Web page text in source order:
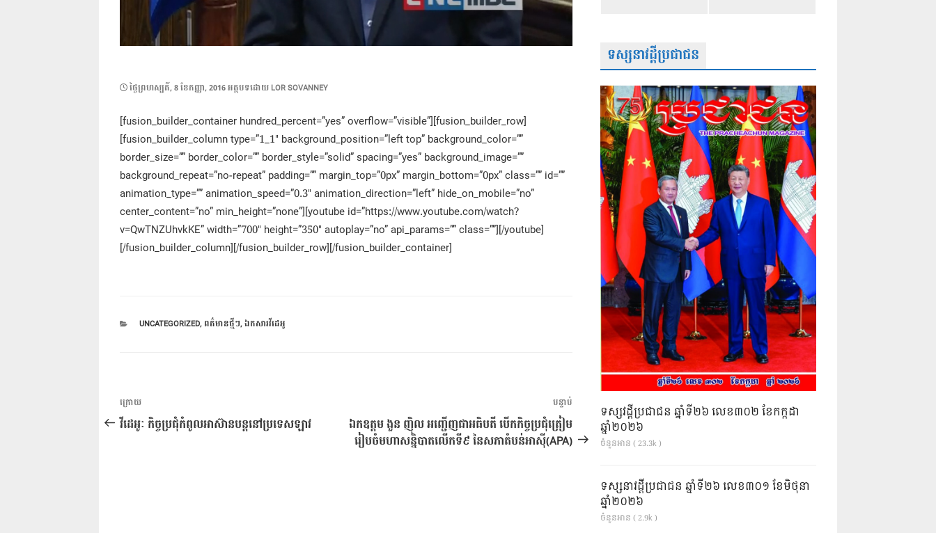
POSTED
ថ្ងៃ​ព្រហស្បតិ៍, 8 ខែ​កញ្ញា, 2016អត្ថបទដោយ LOR SOVANNEY
[fusion_builder_container hundred_percent=”yes” overflow=”visible”][fusion_builder_row]
[fusion_builder_column type=”1_1″ background_position=”left top” background_color=””
border_size=”” border_color=”” border_style=”solid” spacing=”yes” background_image=””
background_repeat=”no-repeat” padding=”” margin_top=”0px” margin_bottom=”0px” class=”” id=””
animation_type=”” animation_speed=”0.3″ animation_direction=”left” hide_on_mobile=”no”
center_content=”no” min_height=”none”][youtube id=”https://www.youtube.com/watch?
v=QwTNZUhvkKE” width=”700″ height=”350″ autoplay=”no” api_params=”” class=””][/youtube]
[/fusion_builder_column][/fusion_builder_row][/fusion_builder_container]
CATEGORIES
UNCATEGORIZED, ពត៌មានថ្មីៗ,ឯកសារវីដេអូ
ការ​
នាំទិស​
អត្ថបទ
មុន
ក្រោយ
វីដេអូៈ កិច្ចប្រជុំកំពូលអាស៊ានបន្តនៅប្រទេសឡាវ
អត្ថបទ
បន្ទាប់
បន្ទាប់
ឯកឧត្តម ងួន ញ៉ិល អញ្ជើញជាអធិបតី បើកកិច្ចប្រជុំត្រៀម
រៀបចំមហាសន្និបាតលើកទី៩ នៃសភាតំបន់អាសុី(APA)
ទស្សនាវដ្តីប្រជាជន
ទស្សវដ្តីប្រជាជន ឆ្នាំទី២៦ លេខ៣០២ ខែកក្កដា
ឆ្នាំ២០២៦
ចំនួនអាន ( 23.3k )
ទស្សនាវដ្ដីប្រជាជន ឆ្នាំទី២៦ លេខ៣០១ ខែមិថុនា
ឆ្នាំ២០២៦
ចំនួនអាន ( 2.9k )